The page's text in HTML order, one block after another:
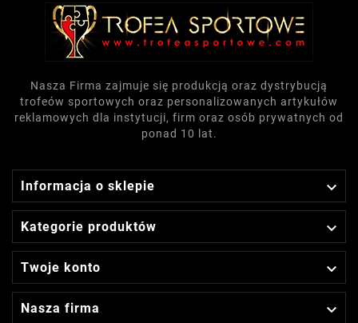
Nasza Firma zajmuje się produkcją oraz dystrybucją
trofeów sportowych oraz personalizowanych artykułów
reklamowych dla instytucji, firm oraz osób prywatnych od
ponad 10 lat.
Informacja o sklepie 
Kategorie produktów 
Twoje konto 
Nasza firma 